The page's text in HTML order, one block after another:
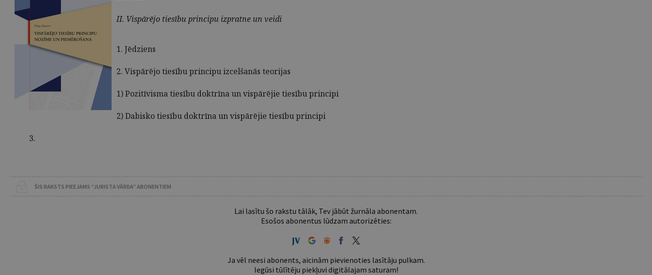
II. Vispārējo tiesību principu izpratne un veidi
1. Jēdziens
2. Vispārējo tiesību principu izcelšanās teorijas
1) Pozitīvisma tiesību doktrīna un vispārējie tiesību principi
2) Dabisko tiesību doktrīna un vispārējie tiesību principi
3.
ŠIS RAKSTS PIEEJAMS “JURISTA VĀRDA” ABONENTIEM
Lai lasītu šo rakstu tālāk, Tev jābūt žurnāla abonentam.
Esošos abonentus lūdzam autorizēties:
Ja vēl neesi abonents, aicinām pievienoties lasītāju pulkam.
Iegūsi tūlītēju piekļuvi digitālajam saturam!